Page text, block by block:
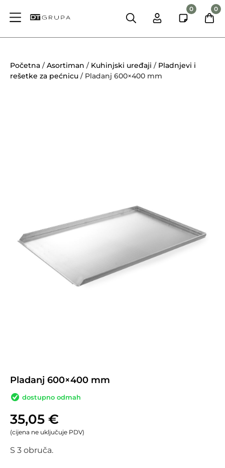
0 0
Početna /Asortiman / Kuhinjski uređaji / Pladnjevi i
rešetke za pećnicu / Pladanj 600×400 mm
Pladanj 600×400 mm
dostupno odmah
35,05 €
(cijena ne uključuje PDV)
S 3 obruča.